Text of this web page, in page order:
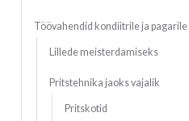
Töövahendid kondiitrile ja pagarile
Lillede meisterdamiseks
Pritstehnika jaoks vajalik
Pritskotid